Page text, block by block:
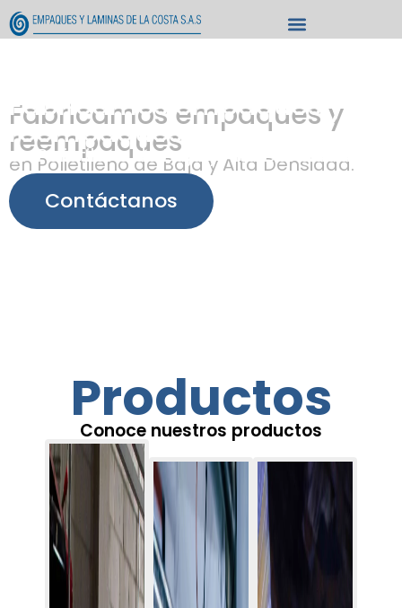
Fabricamos empaques y
reempaques
en Polietileno de Baja y Alta Densidad.
Contáctanos
Productos
Conoce nuestros productos